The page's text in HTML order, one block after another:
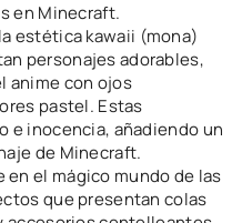
en Minecraft.
estética kawaii (mona)
personajes adorables,
anime con ojos
pastel. Estas
e inocencia, añadiendo un
de Minecraft.
en el mágico mundo de las
que presentan colas